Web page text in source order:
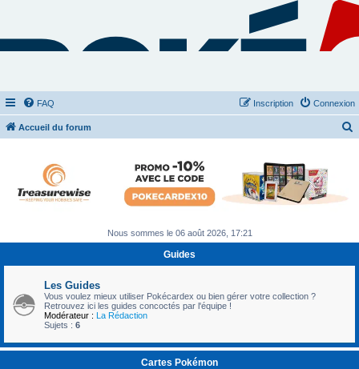
FAQ Connexion
Inscription
Accueil du forum
c
Nous sommes le 06 août 2026, 17:21
Guides
Les Guides
Vous voulez mieux utiliser Pokécardex ou bien gérer votre collection ?
Retrouvez ici les guides concoctés par l'équipe !
Modérateur : La Rédaction
Sujets : 6
Cartes Pokémon